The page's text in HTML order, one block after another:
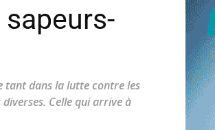
:
sapeurs-
tant dans la lutte contre les
Celle qui arrive à